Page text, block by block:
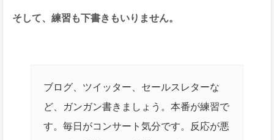
そして、練習も下書きもいりません。
ブログ、ツイッター、セールスレターな
ど、ガンガン書きましょう。本番が練習で
す。毎日がコンサート気分です。反応が悪